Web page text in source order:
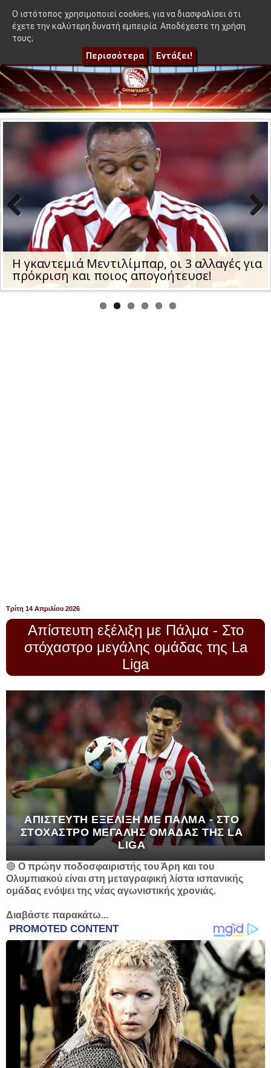
≡ OlympEidisis |
Η μέρα και η ώρα της ρεβάνς του
Ολυμπιακού με τη Ναϊμέγκεν
us
50-50" | Η γκαντεμιά Μεντιλίμπαρ, οι 3 αλλαγές για
Τρίτη 14 Απριλίου 2026
Απίστευτη εξέλιξη με Πάλμα - Στο
στόχαστρο μεγάλης ομάδας της La
Liga
ΑΠΊΣΤΕΥΤΗ ΕΞΈΛΙΞΗ ΜΕ ΠΆΛΜΑ - ΣΤΟ
ΣΤΌΧΑΣΤΡΟ ΜΕΓΆΛΗΣ ΟΜΆΔΑΣ ΤΗΣ LA
LIGA
🔴 O πρώην ποδοσφαιριστής του Άρη και του
Ολυμπιακού είναι στη μεταγραφική λίστα ισπανικής
ομάδας ενόψει της νέας αγωνιστικής χρονιάς.
Διαβάστε παρακάτω...
O ιστότοπος χρησιμοποιεί cookies, για να διασφαλίσει ότι
έχετε την καλύτερη δυνατή εμπειρία. Αποδέχεστε τη χρήση
τους;
Περισσότερα Εντάξει!